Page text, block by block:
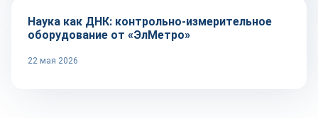
Наука как ДНК: контрольно-измерительное
оборудование от «ЭлМетро»
22 мая 2026